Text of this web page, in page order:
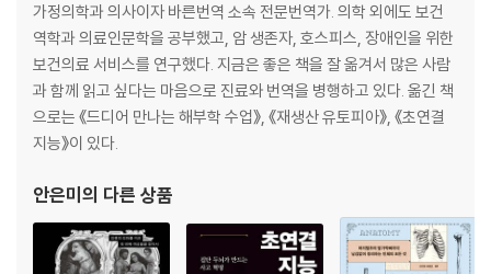
7장 심혈관계: 붉은 피를 나르는 고속도로
심혈관계와 심장│내 심장이 아직도 뛰고 있어
심장박동│너 때문에 자꾸만 내 가슴이
혈관│이제야 피가 도는 느낌이군
혈액순환│피 끓는 열정으로 돌고 돌아
적혈구│인체를 누비는 택시 기사
백혈구│감염과 싸우는 용맹한 전사
혈장과 혈소판│피는 물보다 진하다
출혈과 지혈│상처에는 피딱지가 생기는 법
혈액의 질병과 장애│피를 흘리지 않아도 문제가 생긴다
가정의학과 의사이자 바른번역 소속 전문번역가. 의학 외에도 보건
역학과 의료인문학을 공부했고, 암 생존자, 호스피스, 장애인을 위한
보건의료 서비스를 연구했다. 지금은 좋은 책을 잘 옮겨서 많은 사람
과 함께 읽고 싶다는 마음으로 진료와 번역을 병행하고 있다. 옮긴 책
으로는 《드디어 만나는 해부학 수업》, 《재생산 유토피아》, 《초연결
지능》이 있다.
안은미 의 다른 상품